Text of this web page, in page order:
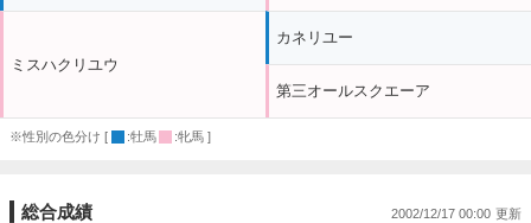
ミスハクリユウ
カネリユー
第三オールスクエーア
※性別の色分け [ :牡馬 :牝馬 ]
総合成績 2002/12/17 00:00